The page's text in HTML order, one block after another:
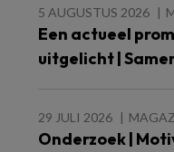
5 AUGUSTUS 2026
Een actueel
uitgelicht |
29 JULI 2026
Onderzoek |